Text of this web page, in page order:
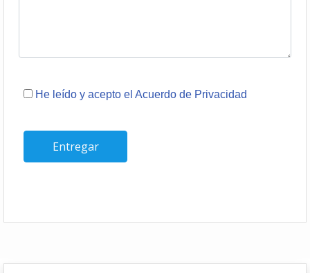
He leído y acepto el Acuerdo de Privacidad